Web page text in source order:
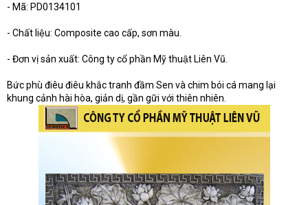
- Mã: PD0134101
- Chất liệu: Composite cao cấp, sơn màu.
- Đơn vị sản xuất: Công ty cổ phần Mỹ thuật Liên Vũ.
Bức phù điêu điêu khắc tranh đầm Sen và chim bói cá mang lại
khung cảnh hài hòa, giản dị, gần gữi với thiên nhiên.